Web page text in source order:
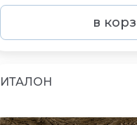
в
ИТАЛОН